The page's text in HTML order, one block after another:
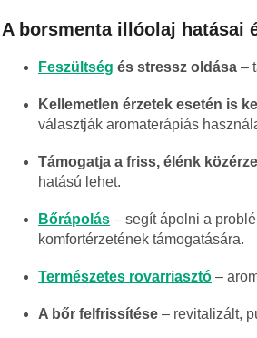
A borsmenta illóolaj hatásai
Feszültség és stressz oldása –
Kellemetlen érzetek esetén is
választják aromaterápiás
Támogatja a friss, élénk
hatású lehet.
Bőrápolás – segít ápolni a
komfortérzetének támogatására.
Természetes rovarriasztó –
A bőr felfrissítése – revitalizált,